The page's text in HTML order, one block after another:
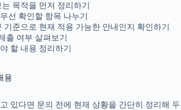
목적을 먼저 정리하기
선 확인할 항목 나누기
기준으로 현재 적용 가능한 안내인지 확인하기
출 여부 살펴보기
할 내용 정리하기
용
있다면 문의 전에 현재 상황을 간단히 정리해